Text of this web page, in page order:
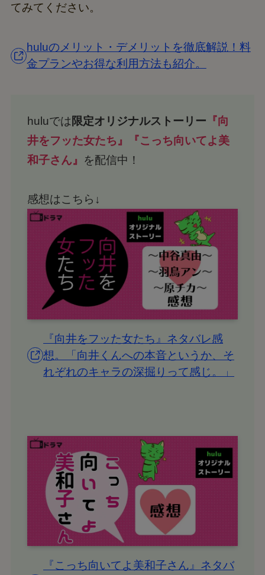
てみてください。
huluのメリット・デメリットを徹底解説！料
金プランやお得な利用方法も紹介。
huluでは 限定オリジナルストーリー 『向
井をフッた女たち』『こっち向いてよ美
和子さん』 を配信中！
感想はこちら↓
『向井をフッた女たち』ネタバレ感
想。「向井くんへの本音というか、そ
れぞれのキャラの深掘りって感じ。」
『こっち向いてよ美和子さん』ネタバ